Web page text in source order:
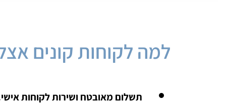
למה לקוחות קונים
תשלום מאובטח ושירות לקוחות